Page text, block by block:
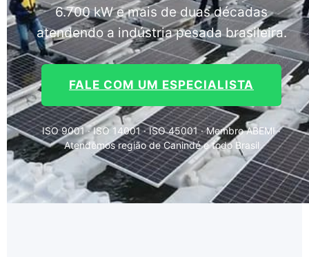
6.700 kW e mais de duas décadas
atendendo a indústria pesada brasileira.
FALE COM UM ESPECIALISTA
ISO 9001 · ISO 14001 · ISO 45001 · Membro ABEMI ·
Atendemos região de Canindé e todo Brasil